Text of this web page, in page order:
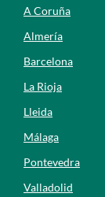
A Coruña
Almería
Barcelona
La Rioja
Lleida
Málaga
Pontevedra
Valladolid